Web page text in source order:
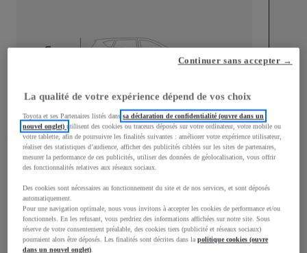
Longueur
4 401mm
Largeur
1 921mm
La qualité de votre expérience dépend de vos choix
Toyota et ses Partenaires listés danssa déclaration de confidentialité (ouvre dans un
nouvel onglet)utilisent des cookies ou traceurs déposés sur votre ordinateur, votre mobile ou
votre tablette, afin de poursuivre les finalités suivantes : améliorer votre expérience utilisateur,
réaliser des statistiques d’audience, afficher des publicités ciblées sur les sites de partenaires,
mesurer la performance de ces publicités, utiliser des données de géolocalisation, vous offrir
des fonctionnalités relatives aux réseaux sociaux.
Des cookies sont nécessaires au fonctionnement du site et de nos services, et sont déposés
automatiquement.
Pour une navigation optimale, nous vous invitons à accepter les cookies de performance et/ou
fonctionnels. En les refusant, vous perdriez des informations affichées sur notre site. Sous
réserve de votre consentement préalable, des cookies tiers (publicité et réseaux sociaux)
pourraient alors être déposés. Les finalités sont décrites dans lapolitique cookies (ouvre
dans un nouvel onglet).
Continuer sans accepter →